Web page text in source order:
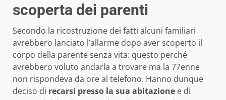
scoperta dei parenti
Secondo la ricostruzione dei fatti alcuni familiari
avrebbero lanciato l’allarme dopo aver scoperto il
corpo della parente senza vita: questo perché
avrebbero voluto andarla a trovare ma la 77enne
non rispondeva da ore al telefono. Hanno dunque
deciso di recarsi presso la sua abitazione e di